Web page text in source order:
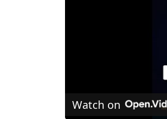
Watch on